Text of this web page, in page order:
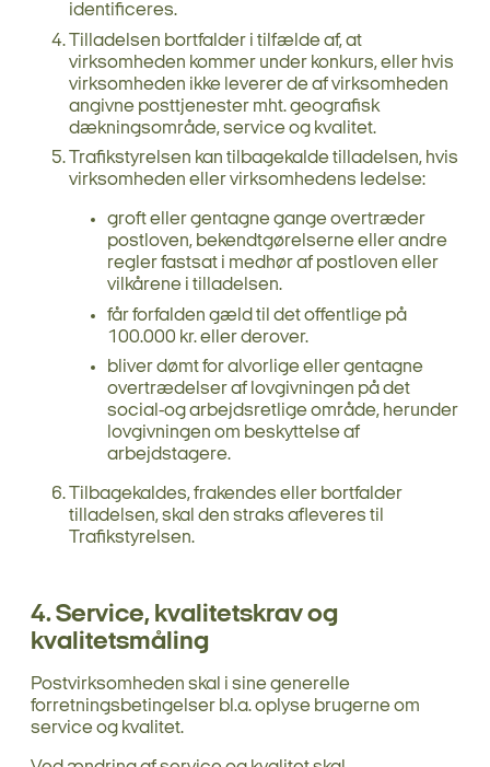
identificeres.
Tilladelsen bortfalder i tilfælde af, at
virksomheden kommer under konkurs, eller hvis
virksomheden ikke leverer de af virksomheden
angivne posttjenester mht. geografisk
dækningsområde, service og kvalitet.
Trafikstyrelsen kan tilbagekalde tilladelsen, hvis
virksomheden eller virksomhedens ledelse:
groft eller gentagne gange overtræder
postloven, bekendtgørelserne eller andre
regler fastsat i medhør af postloven eller
vilkårene i tilladelsen.
får forfalden gæld til det offentlige på
100.000 kr. eller derover.
bliver dømt for alvorlige eller gentagne
overtrædelser af lovgivningen på det
social-og arbejdsretlige område, herunder
lovgivningen om beskyttelse af
arbejdstagere.
Tilbagekaldes, frakendes eller bortfalder
tilladelsen, skal den straks afleveres til
Trafikstyrelsen.
4. Service, kvalitetskrav og
kvalitetsmåling
Postvirksomheden skal i sine generelle
forretningsbetingelser bl.a. oplyse brugerne om
service og kvalitet.